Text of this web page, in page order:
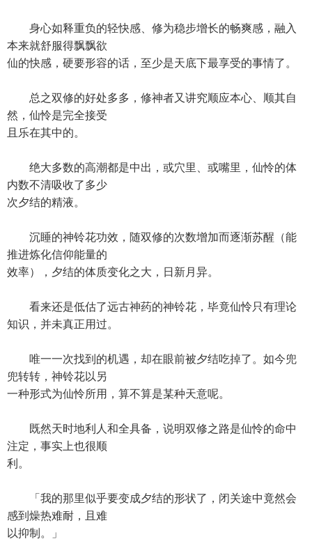
身心如释重负的轻快感、修为稳步增长的畅爽感，融入
本来就舒服得飘飘欲
仙的快感，硬要形容的话，至少是天底下最享受的事情了。
总之双修的好处多多，修神者又讲究顺应本心、顺其自
然，仙怜是完全接受
且乐在其中的。
绝大多数的高潮都是中出，或穴里、或嘴里，仙怜的体
内数不清吸收了多少
次夕结的精液。
沉睡的神铃花功效，随双修的次数增加而逐渐苏醒（能
推进炼化信仰能量的
效率），夕结的体质变化之大，日新月异。
看来还是低估了远古神药的神铃花，毕竟仙怜只有理论
知识，并未真正用过。
唯一一次找到的机遇，却在眼前被夕结吃掉了。如今兜
兜转转，神铃花以另
一种形式为仙怜所用，算不算是某种天意呢。
既然天时地利人和全具备，说明双修之路是仙怜的命中
注定，事实上也很顺
利。
「我的那里似乎要变成夕结的形状了，闭关途中竟然会
感到燥热难耐，且难
以抑制。」